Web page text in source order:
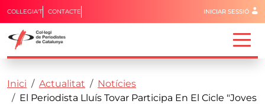
Vés al contingut
Capçalera
COL·LEGIA'T CONTACTE Menú del
INICIAR SESSIÓ
Fil d'ariadna
Inici Actualitat
Notícies
El Periodista Lluís Tovar Participa En El Cicle "Joves